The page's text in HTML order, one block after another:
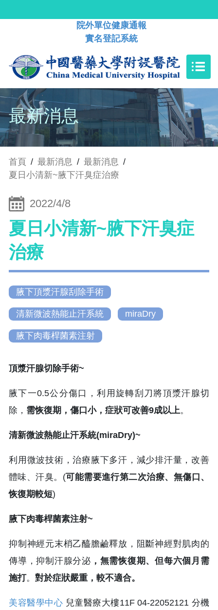
院外單位健康通報
實名登記系統
最新消息
首頁 / 最新消息 / 最新消息 /
夏日小清新~腋下汗臭症治療
2022/4/8
夏日小清新~腋下汗臭症
治療
腋下頂漿汗腺刮除手術
清新微波熱能止汗系統 miraDry
腋下肉毒桿菌素注射
頂漿汗腺切除手術~
腋下一0.5公分傷口，利用旋轉刮刀將頂漿汗腺切
除， 需恢復期，傷口小，症狀可改善9成以上。
清新微波熱能止汗系統(miraDry)~
利用微波技術，治療腋下多汗，減少排汗量，改善
體味、汗臭。(可能需要進行第二次治療、無傷口、
恢復期較短)
腋下肉毒桿菌素注射~
抑制神經元末梢乙醯膽鹼釋放 ， 阻斷神經對肌肉的
傳導，抑制汗腺分泌 ，無需恢復期、但每六個月需
施打。 對於症狀嚴重，較不適合。
美容醫學中心 兒童醫療大樓11F 04-22052121 分機